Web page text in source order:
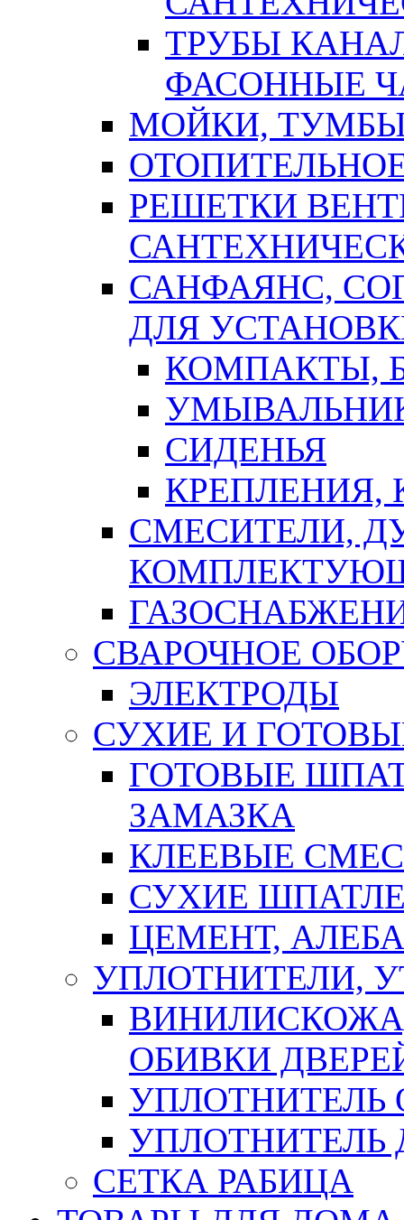
ТРУБЫ
ФАСОННЫЕ
МОЙКИ,
РЕШЕТКИ
САНФАЯНС,
ДЛЯ
КОМПАКТЫ,
СИДЕНЬЯ
СМЕСИТЕЛИ,
СВАРОЧНОЕ
ЭЛЕКТРОДЫ
СУХИЕ И
ГОТОВЫЕ
ЗАМАЗКА
КЛЕЕВЫЕ
СУХИЕ
ЦЕМЕНТ,
УПЛОТНИТЕЛИ,
ОБИВКИ
УПЛОТНИТЕЛЬ
СЕТКА РАБИЦА